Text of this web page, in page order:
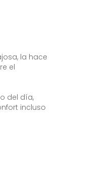
la hace
el
del día,
incluso